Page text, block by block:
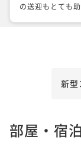
の送迎もとても
ましたが、部屋
タッフさんが手
り外の空気を吸
新型
部屋・宿